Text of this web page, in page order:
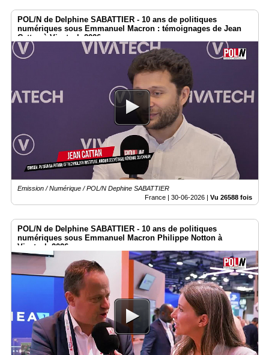
POL/N de Delphine SABATTIER - 10 ans de politiques
numériques sous Emmanuel Macron : témoignages de Jean
Cattan à Vivatech 2026
Emission / Numérique / POL/N Dephine SABATTIER
France | 30-06-2026 | Vu 26588 fois
POL/N de Delphine SABATTIER - 10 ans de politiques
numériques sous Emmanuel Macron Philippe Notton à
Vivatech 2026